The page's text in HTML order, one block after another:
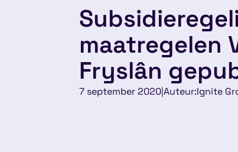
maatregelen
Fryslân
7 september 2020|Auteur:Ignite